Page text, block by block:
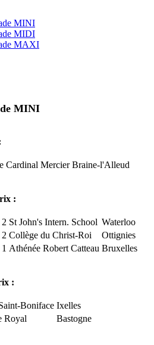
MINI
MIDI
MAXI
MINI
Cardinal Mercier Braine-l'Alleud
:
2 St John's Intern. School Waterloo
2 Collège du Christ-Roi
Ottignies
1 Athénée Robert Catteau Bruxelles
:
Boniface Ixelles
Royal Bastogne